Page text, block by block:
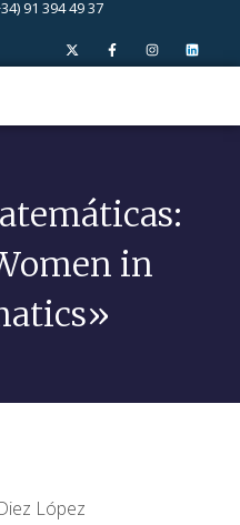
91 394 49 37
in
López